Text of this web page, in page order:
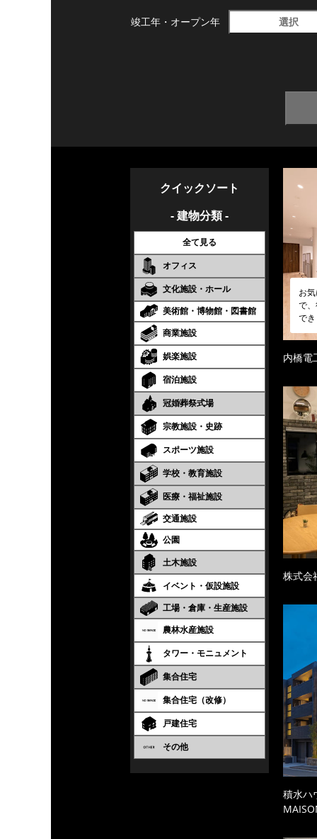
竣工年・ オープン年 選択
クイックソート
- 建物分類 -
全て見る
オフィス
文化施設・ホール
美術館・博物館・図書館
商業施設
娯楽施設
宿泊施設
冠婚葬祭式場
宗教施設・史跡
スポーツ施設
学校・教育施設
医療・福祉施設
交通施設
公園
土木施設
イベント・仮設施設
工場・倉庫・生産施設
農林水産施設
タワー・モニュメント
集合住宅
集合住宅（改修）
戸建住宅
その他
お
で
で
内橋電
株式会
積水